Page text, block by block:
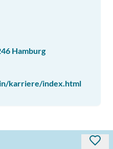
Hamburg
karriere/index.html